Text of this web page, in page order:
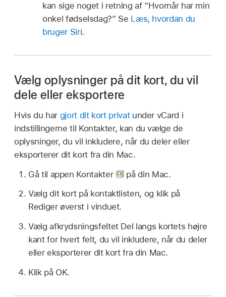
kan sige noget i retning af “Hvornår har min
onkel fødselsdag?” Se Læs, hvordan du
bruger Siri.
Vælg oplysninger på dit kort, du vil
dele eller eksportere
Hvis du har gjort dit kort privatunder vCard i
indstillingerne til Kontakter, kan du vælge de
oplysninger, du vil inkludere, når du deler eller
eksporterer dit kort fra din Mac.
Gå til appen Kontakter
på din Mac.
Vælg dit kort på kontaktlisten, og klik på
Rediger øverst i vinduet.
Vælg afkrydsningsfeltet Del langs kortets højre
kant for hvert felt, du vil inkludere, når du deler
eller eksporterer dit kort fra din Mac.
Klik på OK.